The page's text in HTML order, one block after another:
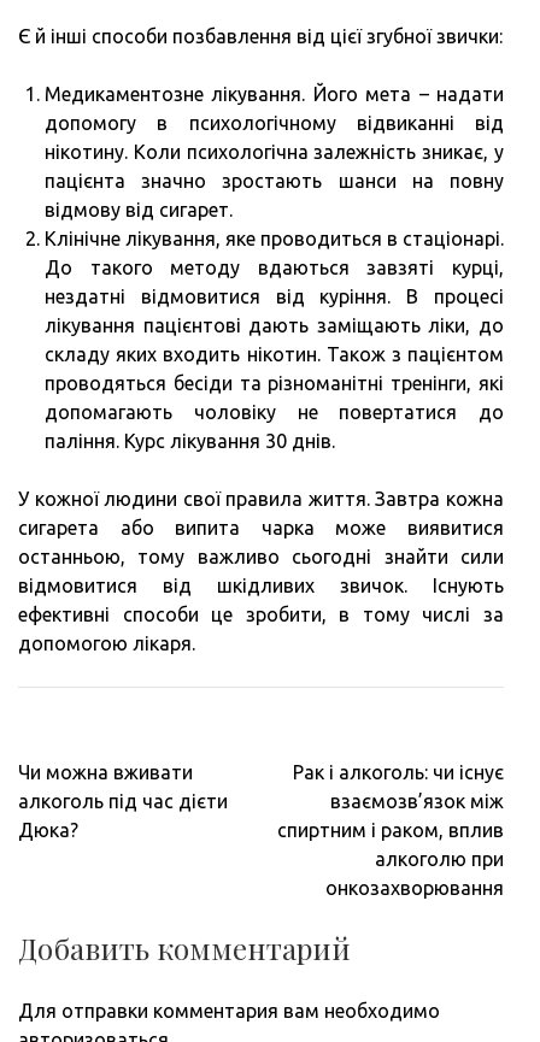
Є й інші способи позбавлення від цієї згубної звички:
Медикаментозне лікування. Його мета – надати
допомогу в психологічному відвиканні від
нікотину. Коли психологічна залежність зникає, у
пацієнта значно зростають шанси на повну
відмову від сигарет.
Клінічне лікування, яке проводиться в стаціонарі.
До такого методу вдаються завзяті курці,
нездатні відмовитися від куріння. В процесі
лікування пацієнтові дають заміщають ліки, до
складу яких входить нікотин. Також з пацієнтом
проводяться бесіди та різноманітні тренінги, які
допомагають чоловіку не повертатися до
паління. Курс лікування 30 днів.
У кожної людини свої правила життя. Завтра кожна
сигарета або випита чарка може виявитися
останньою, тому важливо сьогодні знайти сили
відмовитися від шкідливих звичок. Існують
ефективні способи це зробити, в тому числі за
допомогою лікаря.
Навигация
по
записям
Чи можна вживати
алкоголь під час дієти
Дюка?
Рак і алкоголь: чи існує
взаємозв’язок між
спиртним і раком, вплив
алкоголю при
онкозахворювання
Добавить комментарий
Для отправки комментария вам необходимо